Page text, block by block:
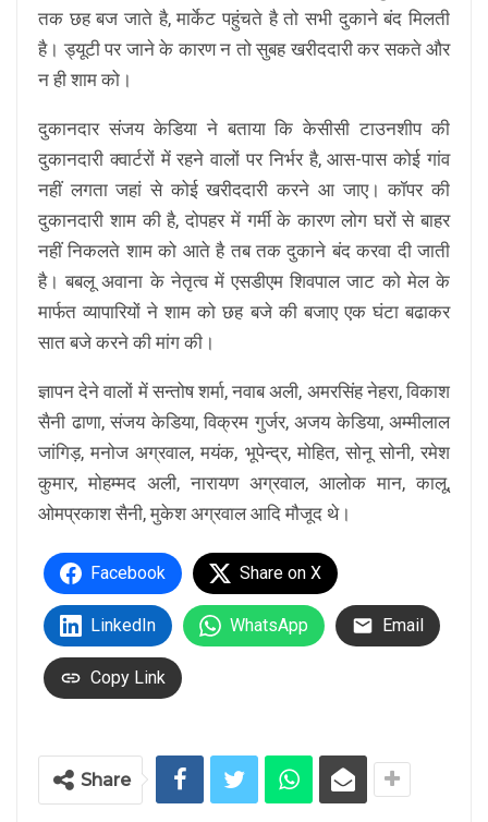
तक छह बज जाते है, मार्केट पहुंचते है तो सभी दुकाने बंद मिलती
है। ड्यूटी पर जाने के कारण न तो सुबह खरीददारी कर सकते और
न ही शाम को।
दुकानदार संजय केडिया ने बताया कि केसीसी टाउनशीप की
दुकानदारी क्वार्टरों में रहने वालों पर निर्भर है, आस-पास कोई गांव
नहीं लगता जहां से कोई खरीददारी करने आ जाए। कॉपर की
दुकानदारी शाम की है, दोपहर में गर्मी के कारण लोग घरों से बाहर
नहीं निकलते शाम को आते है तब तक दुकाने बंद करवा दी जाती
है। बबलू अवाना के नेतृत्व में एसडीएम शिवपाल जाट को मेल के
मार्फत व्यापारियों ने शाम को छह बजे की बजाए एक घंटा बढाकर
सात बजे करने की मांग की।
ज्ञापन देने वालों में सन्तोष शर्मा, नवाब अली, अमरसिंह नेहरा, विकाश
सैनी ढाणा, संजय केडिया, विक्रम गुर्जर, अजय केडिया, अम्मीलाल
जांगिड़, मनोज अग्रवाल, मयंक, भूपेन्द्र, मोहित, सोनू सोनी, रमेश
कुमार, मोहम्मद अली, नारायण अग्रवाल, आलोक मान, कालू,
ओमप्रकाश सैनी, मुकेश अग्रवाल आदि मौजूद थे।
Facebook Share on X
LinkedIn WhatsApp Email
Copy Link
Share